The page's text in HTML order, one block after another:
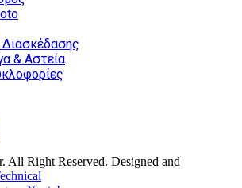
& Αστεία
All Right Reserved. Designed and